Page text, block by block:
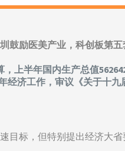
鼓励医美产业，科创板第
上半年国内生产总值
济工作，审议《关于十
目标，但特别提出经济大